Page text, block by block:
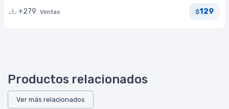
+279 Ventas $129
Productos relacionados
Ver más relacionados